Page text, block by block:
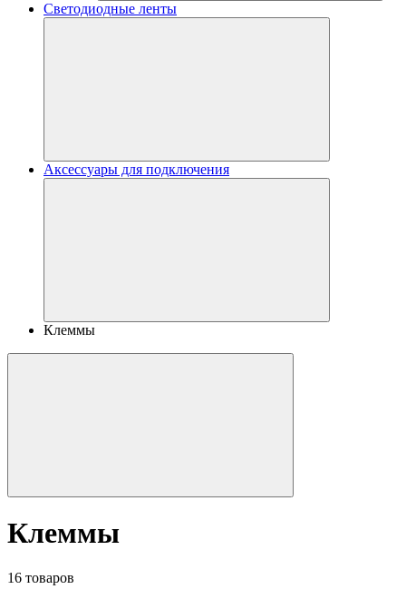
Светодиодные ленты
Аксессуары для подключения
Клеммы
Клеммы
16 товаров